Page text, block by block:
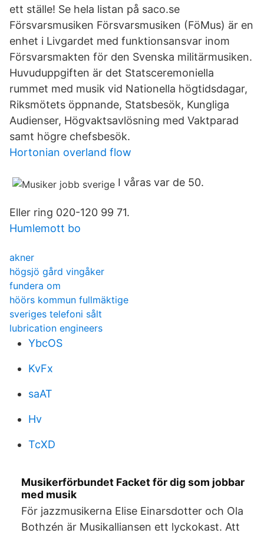
ett ställe! Se hela listan på saco.se
Försvarsmusiken Försvarsmusiken (FöMus) är en
enhet i Livgardet med funktionsansvar inom
Försvarsmakten för den Svenska militärmusiken.
Huvuduppgiften är det Statsceremoniella
rummet med musik vid Nationella högtidsdagar,
Riksmötets öppnande, Statsbesök, Kungliga
Audienser, Högvaktsavlösning med Vaktparad
samt högre chefsbesök.
Hortonian overland flow
I våras var de 50.
Eller ring 020-120 99 71.
Humlemott bo
akner
högsjö gård vingåker
fundera om
höörs kommun fullmäktige
sveriges telefoni sålt
lubrication engineers
YbcOS
KvFx
saAT
Hv
TcXD
Musikerförbundet Facket för dig som jobbar
med musik
För jazzmusikerna Elise Einarsdotter och Ola
Bothzén är Musikalliansen ett lyckokast. Att